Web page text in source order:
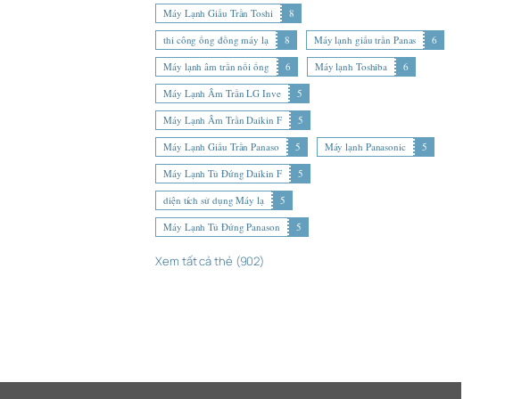
Máy Lạnh Giấu Trần Toshi
8
thi công ống đồng máy lạ
8 Máy lạnh giấu trần Panas
6
Máy lạnh âm trần nối ống
6 Máy lạnh Toshiba
6
Máy Lạnh Âm Trần LG Inve
5
Máy Lạnh Âm Trần Daikin F
5
Máy Lạnh Giấu Trần Panaso
5 Máy lạnh Panasonic
5
Máy Lạnh Tủ Đứng Daikin F
5
diện tích sử dụng Máy lạ
5
Máy Lạnh Tủ Đứng Panason
5
Xem tất cả thẻ (902)